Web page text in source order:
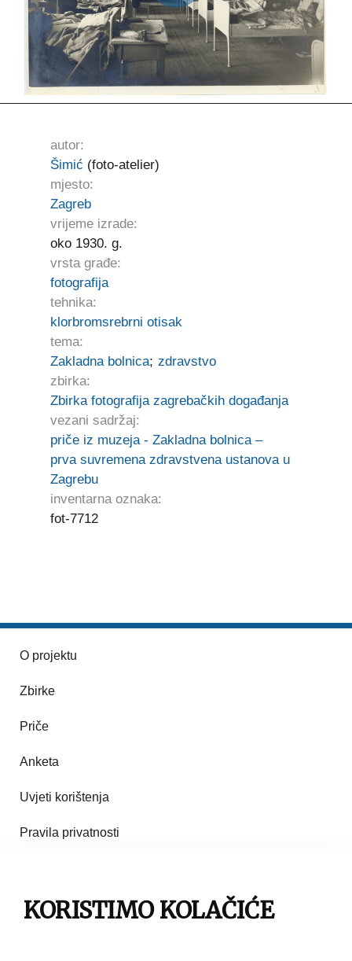
autor:
Šimić (foto-atelier)
mjesto:
Zagreb
vrijeme izrade:
oko 1930. g.
vrsta građe:
fotografija
tehnika:
klorbromsrebrni otisak
tema:
Zakladna bolnica; zdravstvo
zbirka:
Zbirka fotografija zagrebačkih događanja
vezani sadržaj:
priče iz muzeja - Zakladna bolnica –
prva suvremena zdravstvena ustanova u
Zagrebu
inventarna oznaka:
fot-7712
O projektu
Zbirke
Priče
Anketa
Uvjeti korištenja
Pravila privatnosti
Pravila korištenja
KORISTIMO KOLAČIĆE